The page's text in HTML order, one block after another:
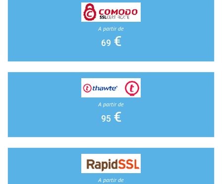
A partir de
69 €
A partir de
95 €
A partir de